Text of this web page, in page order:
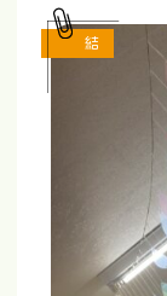
結